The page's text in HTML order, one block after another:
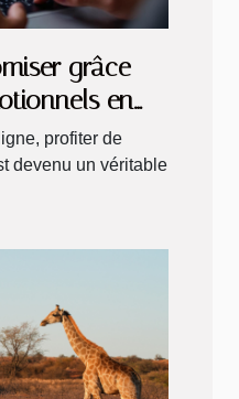
grâce
en
profiter de
devenu un véritable